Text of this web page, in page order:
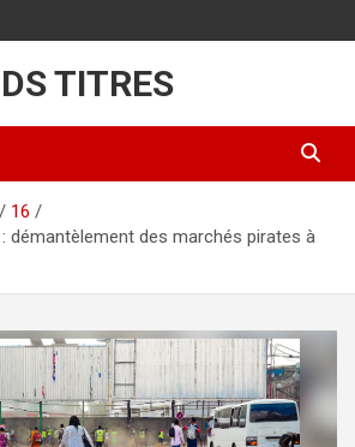
TITRES
16
démantèlement des marchés pirates à